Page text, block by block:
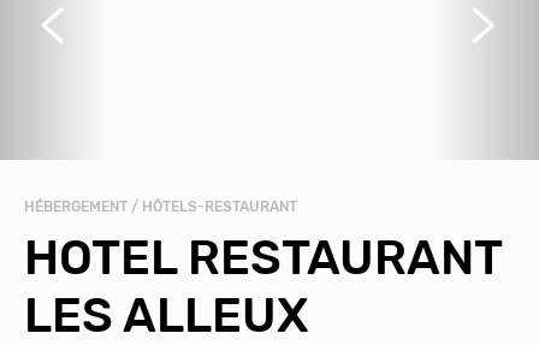
HÉBERGEMENT / HÔTELS-RESTAURANT
HOTEL RESTAURANT
LES ALLEUX
Précédent Suivant